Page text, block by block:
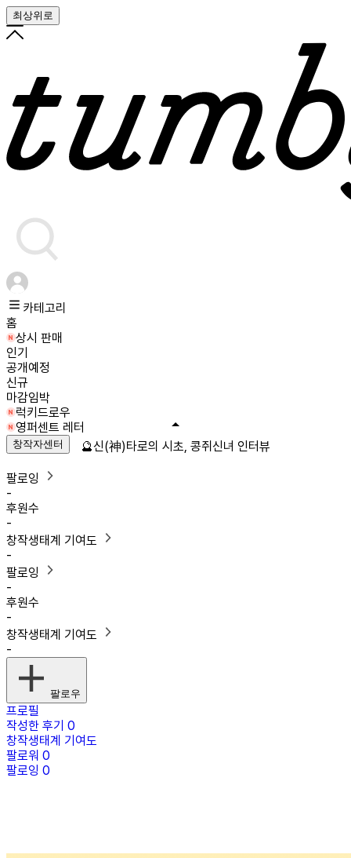
최상위로
카테고리
홈
상시 판매
인기
공개예정
신규
마감임박
럭키드로우
영퍼센트 레터
창작자센터
팔로잉
-
후원수
-
창작생태계 기여도
-
팔로잉
-
후원수
-
창작생태계 기여도
-
팔로우
프로필
작성한 후기 0
창작생태계 기여도
팔로워 0
팔로잉 0
🔮신(神)타로의 시초, 콩쥐신녀 인터뷰